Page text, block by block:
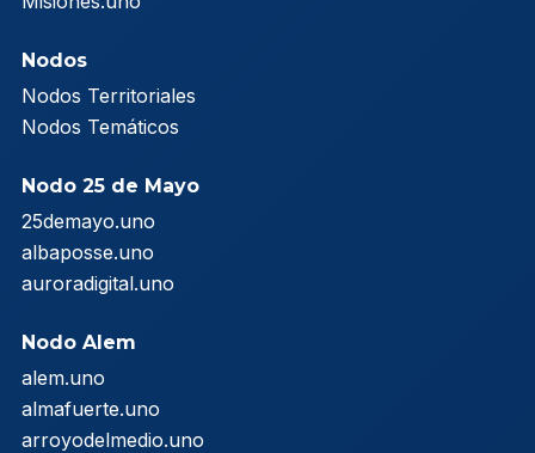
Nodos
Nodos Territoriales
Nodos Temáticos
Nodo 25 de Mayo
25demayo.uno
albaposse.uno
auroradigital.uno
Nodo Alem
alem.uno
almafuerte.uno
arroyodelmedio.uno